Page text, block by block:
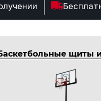
щиты